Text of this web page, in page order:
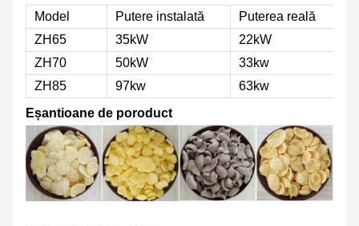
Model Putere instalată Puterea reală
ZH65
35kW 22kW
ZH70
50kW 33kw
ZH85
97kw 63kw
Eșantioane de poroduct